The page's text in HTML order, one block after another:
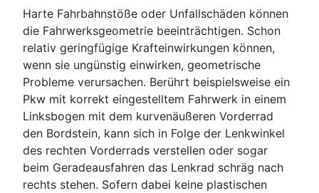
Harte Fahrbahnstöße oder Unfallschäden können
die Fahrwerksgeometrie beeinträchtigen. Schon
relativ geringfügige Krafteinwirkungen können,
wenn sie ungünstig einwirken, geometrische
Probleme verursachen. Berührt beispielsweise ein
Pkw mit korrekt eingestelltem Fahrwerk in einem
Linksbogen mit dem kurvenäußeren Vorderrad
den Bordstein, kann sich in Folge der Lenkwinkel
des rechten Vorderrads verstellen oder sogar
beim Geradeausfahren das Lenkrad schräg nach
rechts stehen. Sofern dabei keine plastischen